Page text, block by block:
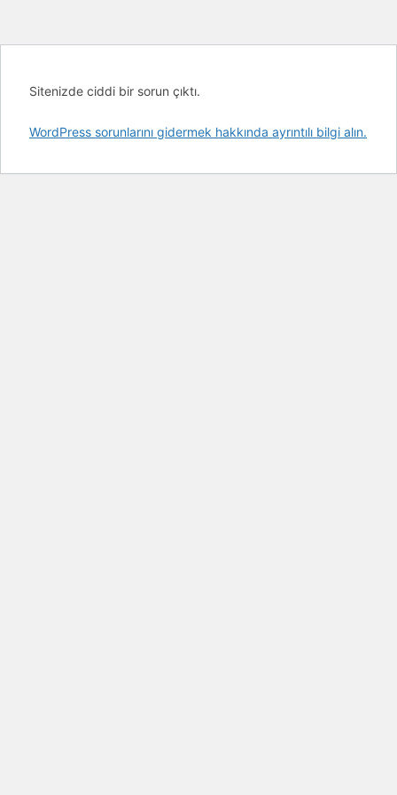
Sitenizde ciddi bir sorun çıktı.
WordPress sorunlarını gidermek hakkında ayrıntılı bilgi alın.